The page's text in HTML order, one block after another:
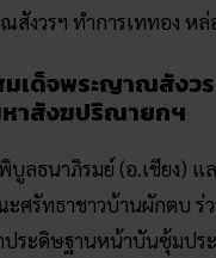
สังวรฯ ทำการเททอง ห
เด็จพระญาณสังว
าสังฆปริณายกฯ
ลธนาภิรมย์ (อ.เชียง) แ
ศรัทธาชาวบ้านผักตบ ร่
ระดิษฐานหน้าบันซุ้มปร